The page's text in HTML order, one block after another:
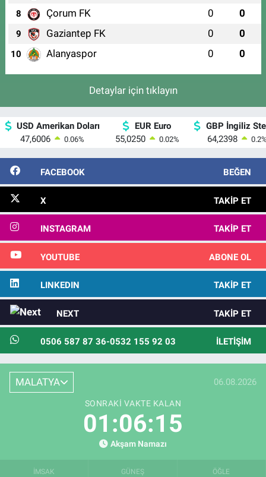
8 Çorum FK 0 0
9 Gaziantep FK 0 0
10 Alanyaspor 0 0
Detaylar için tıklayın
USD Amerikan Doları
47,6006
0.06%
EUR Euro
55,0250
0.02%
GBP İngiliz
64,2398
0.2
FACEBOOK BEĞEN
X TAKIP ET
INSTAGRAM TAKIP ET
YOUTUBE ABONE OL
LINKEDIN TAKIP ET
NEXT TAKIP ET
0506 587 87 36-0532 155 92 03 İLETIŞIM
MALATYA 06.08.2026
SONRAKI VAKTE KALAN
01:06:14
Akşam Namazı
İMSAK GÜNEŞ ÖĞLE